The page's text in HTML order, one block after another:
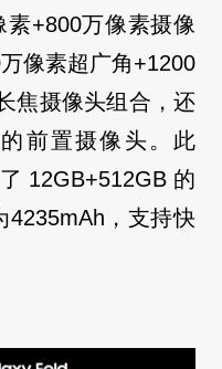
+800万像素摄像
像素超广角+1200
焦摄像头组合，还
前置摄像头。此
12GB+512GB的
4235mAh，支持快